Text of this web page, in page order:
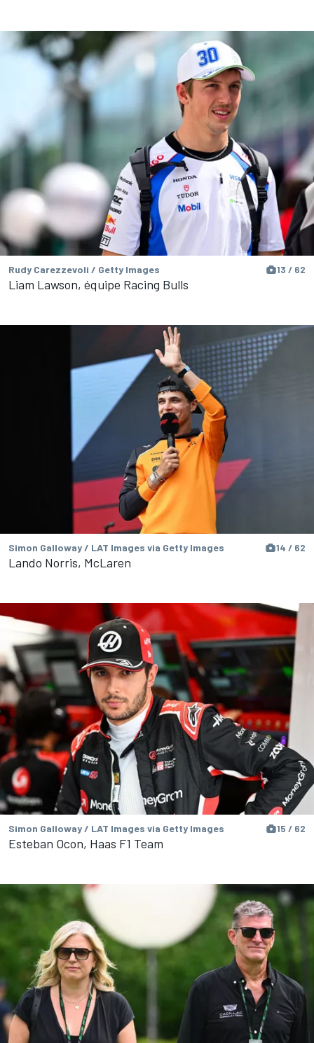
Rudy Carezzevoli / Getty Images 13 / 62
Liam Lawson, équipe Racing Bulls
Simon Galloway / LAT Images via Getty Images 14 / 62
Lando Norris, McLaren
Simon Galloway / LAT Images via Getty Images 15 / 62
Esteban Ocon, Haas F1 Team